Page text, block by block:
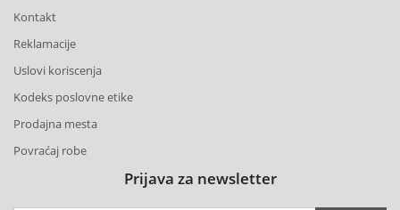
Kontakt
Reklamacije
Uslovi koriscenja
Kodeks poslovne etike
Prodajna mesta
Povraćaj robe
Prijava za newsletter